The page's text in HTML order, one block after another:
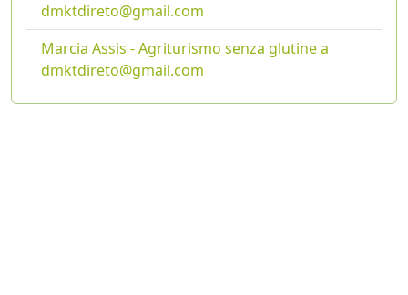
dmktdireto@gmail.com
Marcia Assis - Agriturismo senza glutine a
dmktdireto@gmail.com